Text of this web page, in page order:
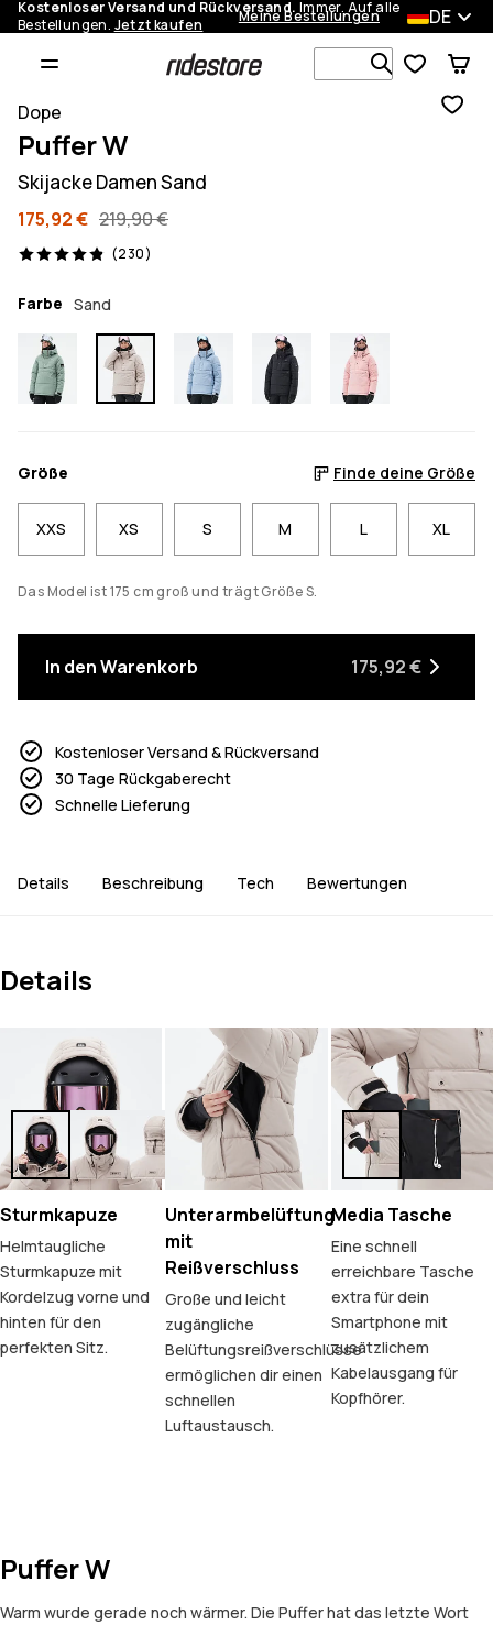
Kostenloser Versand und Rückversand. Immer. Auf alle
Bestellungen. Jetzt kaufen Meine Bestellungen DE
Dope
Puffer W
Skijacke Damen Sand
175,92 € 219,90 €
(230)
230 Reviews, 4.9/5
Farbe Sand
Größe Finde deine Größe
XXS XS S M L XL
Das Model ist 175 cm groß und trägt Größe S.
In den Warenkorb 175,92 €
Kostenloser Versand & Rückversand
30 Tage Rückgaberecht
Schnelle Lieferung
Details Beschreibung Tech Bewertungen
Details
Sturmkapuze
Helmtaugliche
Sturmkapuze mit
Kordelzug vorne und
hinten für den
perfekten Sitz.
Unterarmbelüftung
mit
Reißverschluss
Große und leicht
zugängliche
Belüftungsreißverschlüsse
ermöglichen dir einen
schnellen
Luftaustausch.
Media Tasche
Eine schnell
erreichbare Tasche
extra für dein
Smartphone mit
zusätzlichem
Kabelausgang für
Kopfhörer.
Puffer W
Warm wurde gerade noch wärmer. Die Puffer hat das letzte Wort